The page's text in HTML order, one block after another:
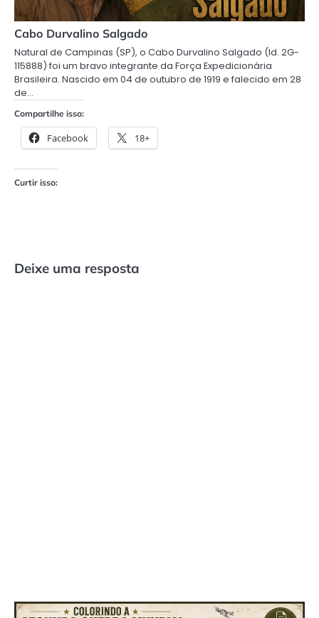
Cabo Durvalino Salgado
Natural de Campinas (SP), o Cabo Durvalino Salgado (Id. 2G-
115888) foi um bravo integrante da Força Expedicionária
Brasileira. Nascido em 04 de outubro de 1919 e falecido em 28
de…
Compartilhe isso:
Facebook 18+
Curtir isso:
Deixe uma resposta